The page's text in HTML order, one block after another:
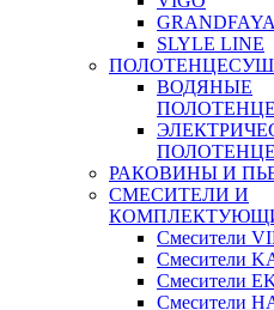
SLYLE LINE
ВОДЯНЫЕ
РАКОВИНЫ И
СМЕСИТЕЛИ И
Смесители
Смесители
Смесители
Смесители